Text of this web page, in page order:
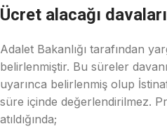
Ücret alacağı
Adalet Bakanlığı tarafından
belirlenmiştir. Bu süreler
uyarınca belirlenmiş olup
süre içinde değerlendirilmez.
atıldığında;